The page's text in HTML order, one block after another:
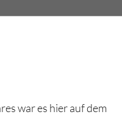
war es hier auf dem